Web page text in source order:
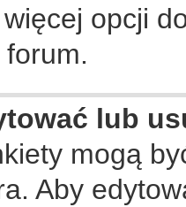
więcej opcji
lub
mogą
Aby